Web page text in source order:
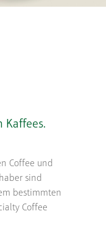
Kaffees.
Coffee und
sind
bestimmten
Coffee